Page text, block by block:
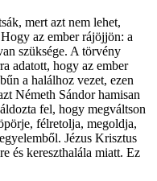
mert azt nem lehet,
az ember rájöjjön: a
szüksége. A törvény
adatott, hogy az ember
a halálhoz vezet, ezen
Németh Sándor hamisan
fel, hogy megváltson
félretolja, megoldja,
Jézus Krisztus
és kereszthalála miatt. Ez